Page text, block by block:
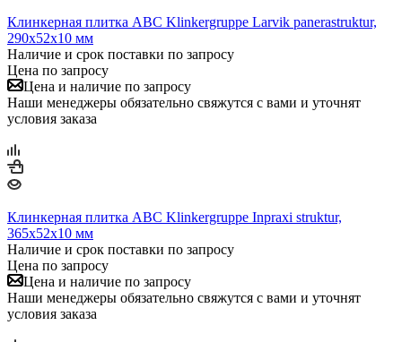
Клинкерная плитка ABC Klinkergruppe Larvik panerastruktur,
290х52х10 мм
Наличие и срок поставки по запросу
Цена по запросу
Цена и наличие по запросу
Наши менеджеры обязательно свяжутся с вами и уточнят
условия заказа
Клинкерная плитка ABC Klinkergruppe Inpraxi struktur,
365х52х10 мм
Наличие и срок поставки по запросу
Цена по запросу
Цена и наличие по запросу
Наши менеджеры обязательно свяжутся с вами и уточнят
условия заказа